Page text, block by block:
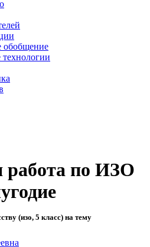
обобщение
работа по ИЗО
(изо, 5 класс) на тему